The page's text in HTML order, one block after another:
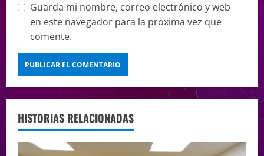
Guarda mi nombre, correo electrónico y web
en este navegador para la próxima vez que
comente.
HISTORIAS RELACIONADAS